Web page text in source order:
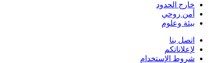
خارج الحدود
أمن روحي
بيئة وعلوم
اتصل بنا
لإعلاناتكم
شروط الإستخدام